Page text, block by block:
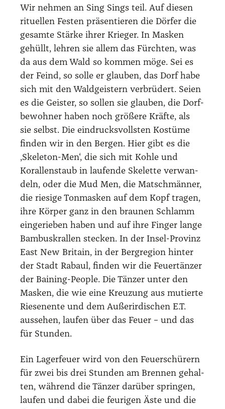
Wir neh­men an Sing Sings teil. Auf die­sen
ritu­el­len Fes­ten prä­sen­tie­ren die Dör­fer die
gesam­te Stär­ke ihrer Krie­ger. In Mas­ken
gehüllt, leh­ren sie allem das Fürch­ten, was
da aus dem Wald so kom­men möge. Sei es
der Feind, so sol­le er glau­ben, das Dorf habe
sich mit den Wald­geis­tern ver­brü­dert. Sei­en
es die Geis­ter, so sol­len sie glau­ben, die Dorf­
be­woh­ner haben noch grö­ße­re Kräf­te, als
sie selbst. Die ein­drucks­volls­ten Kos­tü­me
fin­den wir in den Ber­gen. Hier gibt es die
‚Ske­le­ton-Men‘, die sich mit Koh­le und
Koral­len­staub in lau­fen­de Ske­let­te ver­wan­
deln, oder die Mud Men, die Mat­sch­män­ner,
die rie­si­ge Ton­mas­ken auf dem Kopf tra­gen,
ihre Kör­per ganz in den brau­nen Schlamm
ein­ge­rie­ben haben und auf ihre Fin­ger lan­ge
Bam­bus­kral­len ste­cken. In der Insel-Pro­vinz
East New Bri­tain, in der Berg­re­gi­on hin­ter
der Stadt Rabaul, fin­den wir die Feu­er­tän­zer
der Bai­ning-Peo­p­le. Die Tän­zer unter den
Mas­ken, die wie eine Kreu­zung aus mutier­te
Rie­se­nen­te und dem Außer­ir­di­schen E.T.
aus­se­hen, lau­fen über das Feu­er – und das
für Stun­den.
Ein Lager­feu­er wird von den Feu­er­schü­rern
für zwei bis drei Stun­den am Bren­nen gehal­
ten, wäh­rend die Tän­zer dar­über sprin­gen,
lau­fen und dabei die feu­ri­gen Äste und die